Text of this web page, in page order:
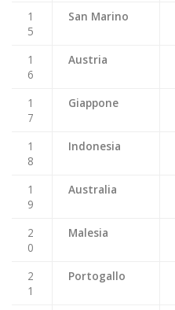
1
5
San Marino
1
6
Austria
1
7
Giappone
1
8
Indonesia
1
9
Australia
2
0
Malesia
2
1
Portogallo